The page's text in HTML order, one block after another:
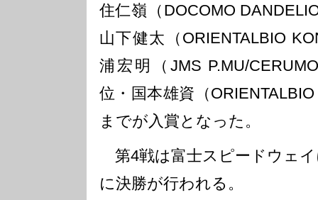
住仁嶺（DOCOMO
山下健太（ORIENTALBIO
浦宏明（JMS P.MU/
位・国本雄資（
までが入賞となった。
第4戦は富士スピードウェ
に決勝が行われる。